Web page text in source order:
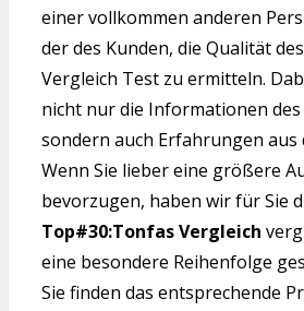
einer vollkommen anderen
der des Kunden, die Qualität
Vergleich Test zu ermitteln.
nicht nur die Informationen
sondern auch Erfahrungen aus
Wenn Sie lieber eine größere
bevorzugen, haben wir für Sie
Top#30:Tonfas Vergleich
eine besondere Reihenfolge
Sie finden das entsprechende